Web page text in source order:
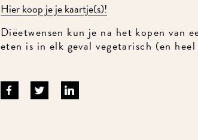
Hier koop je je kaartje(s)!
Diëetwensen kun je na het kopen van
eten is in elk geval vegetarisch (en heel